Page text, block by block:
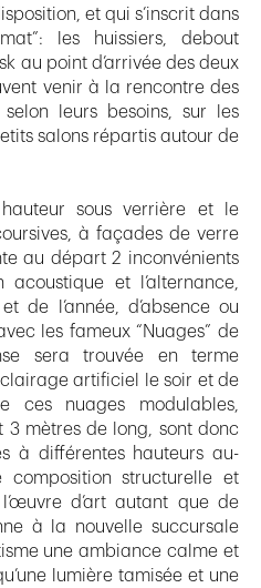
et qui s’inscrit dans
les huissiers, debout
au point d’arrivée des deux
venir à la rencontre des
leurs besoins, sur les
salons répartis autour de
sous verrière et le
à façades de verre
au départ 2 inconvénients
et l’alternance,
de l’année, d’absence ou
les fameux “Nuages” de
sera trouvée en terme
artificiel le soir et de
ces nuages modulables,
3 mètres de long, sont donc
à différentes hauteurs au-
composition structurelle et
d’art autant que de
à la nouvelle succursale
une ambiance calme et
lumière tamisée et une